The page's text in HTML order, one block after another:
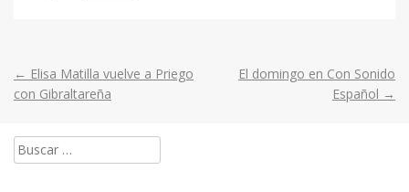
Post
← Elisa Matilla vuelve a Priego
con Gibraltareña
El domingo en Con Sonido
Español →
Buscar: